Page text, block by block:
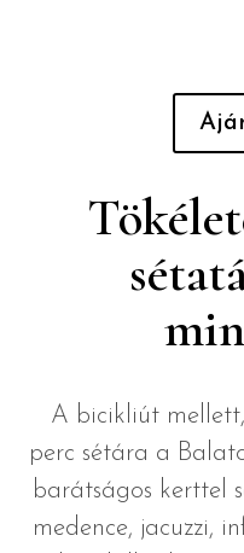
A bicikliút
perc sétára a
barátságos kerttel
medence, jacuzzi,